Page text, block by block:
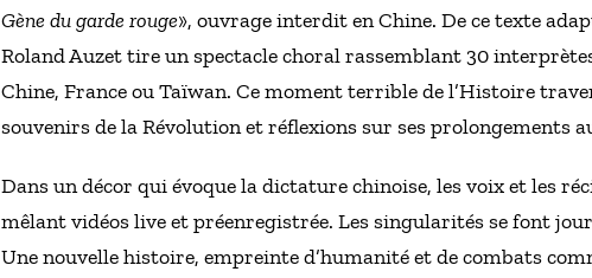
Gène du garde rouge», ouvrage interdit en Chine. De ce texte
Roland Auzet tire un spectacle choral rassemblant 30 interprètes
Chine, France ou Taïwan. Ce moment terrible de l’Histoire
souvenirs de la Révolution et réflexions sur ses prolongements
Dans un décor qui évoque la dictature chinoise, les voix et les
mêlant vidéos live et préenregistrée. Les singularités se font
Une nouvelle histoire, empreinte d’humanité et de combats